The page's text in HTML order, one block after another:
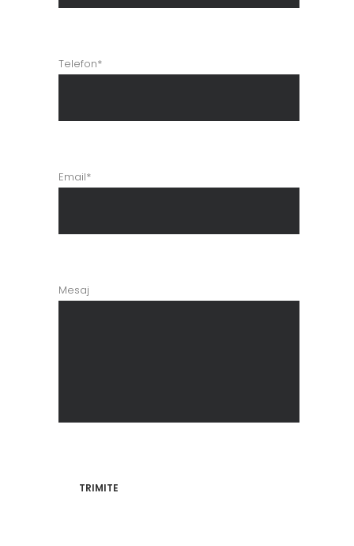
Telefon*
Email*
Mesaj